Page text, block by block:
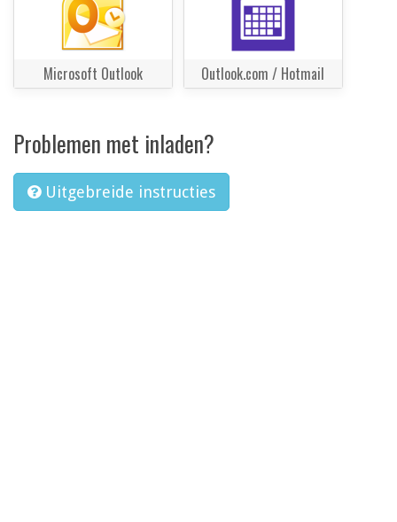
Microsoft Outlook Outlook.com / Hotmail
Problemen met inladen?
Uitgebreide instructies